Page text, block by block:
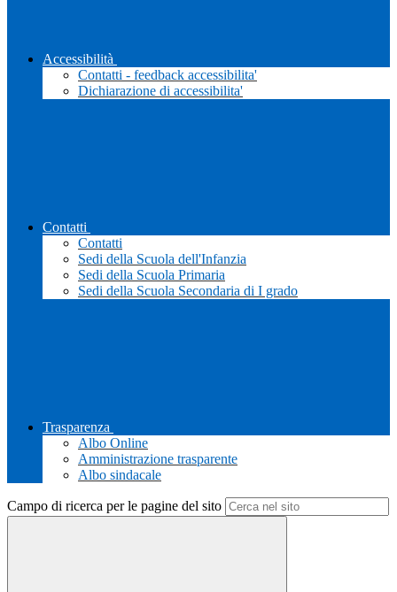
Accessibilità
Contatti - feedback accessibilita'
Dichiarazione di accessibilita'
Contatti
Contatti
Sedi della Scuola dell'Infanzia
Sedi della Scuola Primaria
Sedi della Scuola Secondaria di I grado
Trasparenza
Albo Online
Amministrazione trasparente
Albo sindacale
Campo di ricerca per le pagine del sito